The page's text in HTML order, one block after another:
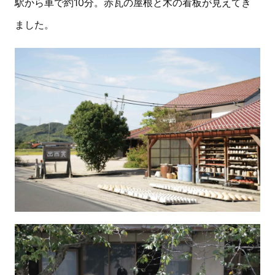
駅から車で約10分。赤瓦の屋根と木の看板が見えてき
ました。